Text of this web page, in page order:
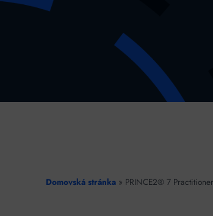
Domovská stránka » PRINCE2® 7